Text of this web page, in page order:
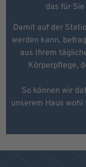
das für
Damit auf der
werden kann.
aus Ihrem
Körperpflege,
So können wir
unserem Haus